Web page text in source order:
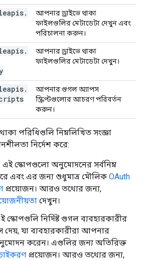
.
আপনার ড্রাইভে থাকা
ফাইলগুলির মেটাডেটা দেখুন এবং
পরিচালনা করুন।
.
আপনার ড্রাইভে থাকা
ফাইলগুলির মেটাডেটা দেখুন।
.
আপনার গুগল অ্যাপস
স্ক্রিপ্টগুলোর আচরণ পরিবর্তন
করুন।
পরিধিগুলি নিম্নলিখিত সংজ্ঞা
নির্দেশ করে:
এই স্কোপগুলো অনুমোদনের সর্বনিম্ন
এবং এর জন্য শুধুমাত্র মৌলিক OAuth
প্রয়োজন। আরও তথ্যের জন্য,
দেখুন।
স্কোপগুলি নির্দিষ্ট গুগল ব্যবহারকারীর
দেয়, যা ব্যবহারকারীরা আপনার
করেন। এগুলির জন্য অতিরিক্ত
প্রয়োজন। আরও তথ্যের জন্য,